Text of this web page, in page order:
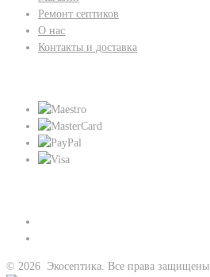
Ремонт септиков
О нас
Контакты и доставка
© 2026 Экосептика. Все права защищены.